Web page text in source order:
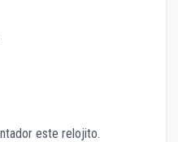
este relojito.